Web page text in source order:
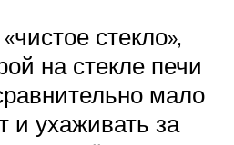
стекло»,
на стекле печи
мало
и ухаживать за